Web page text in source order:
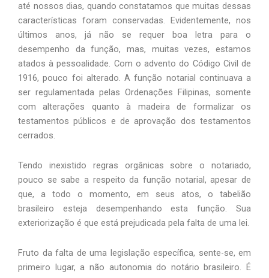
até nossos dias, quando constatamos que muitas dessas
características foram conservadas. Evidentemente, nos
últimos anos, já não se requer boa letra para o
desempenho da função, mas, muitas vezes, estamos
atados à pessoalidade. Com o advento do Código Civil de
1916, pouco foi alterado. A função notarial continuava a
ser regulamentada pelas Ordenações Filipinas, somente
com alterações quanto à madeira de formalizar os
testamentos públicos e de aprovação dos testamentos
cerrados.
Tendo inexistido regras orgânicas sobre o notariado,
pouco se sabe a respeito da função notarial, apesar de
que, a todo o momento, em seus atos, o tabelião
brasileiro esteja desempenhando esta função. Sua
exteriorização é que está prejudicada pela falta de uma lei.
Fruto da falta de uma legislação específica, sente-se, em
primeiro lugar, a não autonomia do notário brasileiro. É